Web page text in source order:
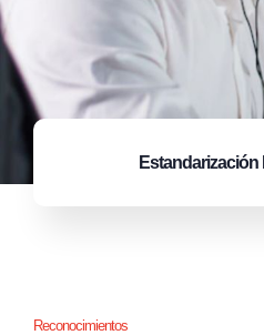
Estandarización
Reconocimientos